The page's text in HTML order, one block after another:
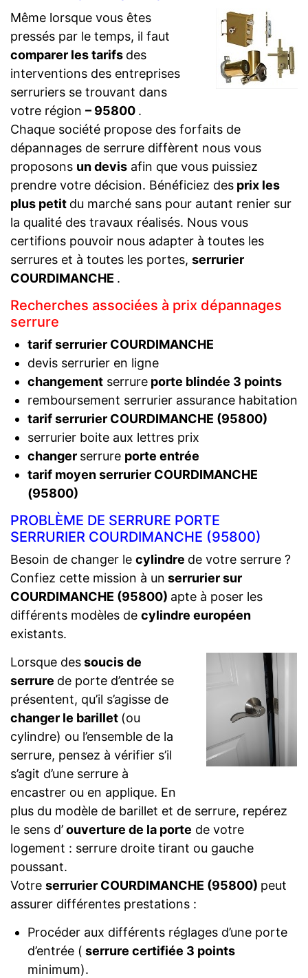
Même lorsque vous êtes
pressés par le temps, il faut
comparer les tarifs des
interventions des entreprises
serruriers se trouvant dans
votre région – 95800 .
Chaque société propose des forfaits de
dépannages de serrure diffèrent nous vous
proposons un devis afin que vous puissiez
prendre votre décision. Bénéficiez des prix les
plus petit du marché sans pour autant renier sur
la qualité des travaux réalisés. Nous vous
certifions pouvoir nous adapter à toutes les
serrures et à toutes les portes, serrurier
COURDIMANCHE .
Recherches associées à prix dépannages
serrure
tarif serrurier COURDIMANCHE
devis serrurier en ligne
changementserrureporte blindée 3 points
remboursement serrurier assurance habitation
tarif serrurier COURDIMANCHE (95800)
serrurier boite aux lettres prix
changer serrure porte entrée
tarif moyen serrurier COURDIMANCHE
(95800)
PROBLÈME DE SERRURE PORTE
SERRURIER COURDIMANCHE (95800)
Besoin de changer le cylindre de votre serrure ?
Confiez cette mission à un serrurier sur
COURDIMANCHE (95800) apte à poser les
différents modèles de cylindre européen
existants.
Lorsque dessoucis de
serrure de porte d’entrée se
présentent, qu’il s’agisse de
changer le barillet (ou
cylindre) ou l’ensemble de la
serrure, pensez à vérifier s’il
s’agit d’une serrure à
encastrer ou en applique. En
plus du modèle de barillet et de serrure, repérez
le sens d’ouverture de la porte de votre
logement : serrure droite tirant ou gauche
poussant.
Votre serrurier COURDIMANCHE (95800) peut
assurer différentes prestations :
Procéder aux différents réglages d’une porte
d’entrée ( serrure certifiée 3 points
minimum).